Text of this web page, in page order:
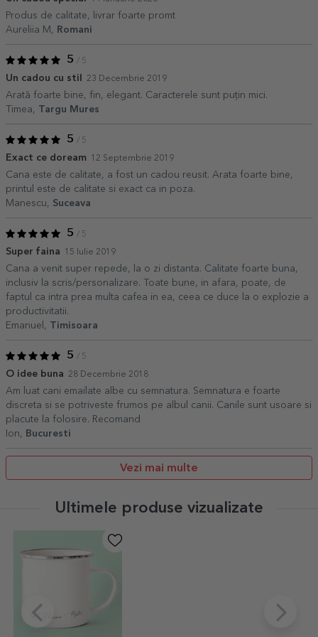
Produs de calitate, livrar foarte promt
Aureliia M,
Romani
5 / 5
Un cadou cu stil 23 Decembrie 2019
Arată foarte bine, fin, elegant. Caracterele sunt puțin mici.
Timea, Targu Mures
5 / 5
Exact ce doream 12 Septembrie 2019
Cana este de calitate, a fost un cadou reusit. Arata foarte bine,
printul este de calitate si exact ca in poza.
Manescu, Suceava
5 / 5
Super faina 15 Iulie 2019
Cana a venit super repede, la o zi distanta. Calitate foarte buna,
inclusiv la scris/personalizare. Toate bune, in afara, poate, de
faptul ca intra prea multa cafea in ea, ceea ce duce la o explozie a
productivitatii.
Emanuel, Timisoara
5 / 5
O idee buna 28 Decembrie 2018
Am luat cani emailate albe cu semnatura. Semnatura e foarte
discreta si se potriveste frumos pe albul canii. Canile sunt usoare si
placute la folosire. Recomand
Ion,
Bucuresti
Vezi mai multe
Ultimele produse vizualizate